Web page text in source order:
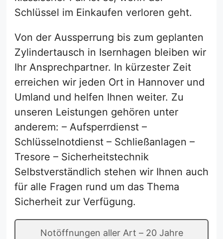
Schlüssel im Einkaufen verloren geht.
Von der Aussperrung bis zum geplanten
Zylindertausch in Isernhagen bleiben wir
Ihr Ansprechpartner. In kürzester Zeit
erreichen wir jeden Ort in Hannover und
Umland und helfen Ihnen weiter. Zu
unseren Leistungen gehören unter
anderem: – Aufsperrdienst –
Schlüsselnotdienst – Schließanlagen –
Tresore – Sicherheitstechnik
Selbstverständlich stehen wir Ihnen auch
für alle Fragen rund um das Thema
Sicherheit zur Verfügung.
Notöffnungen aller Art – 20 Jahre